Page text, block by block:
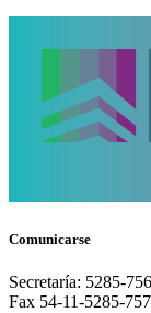
Comunicarse
Secretaría: 5285-
Fax 54-11-5285-